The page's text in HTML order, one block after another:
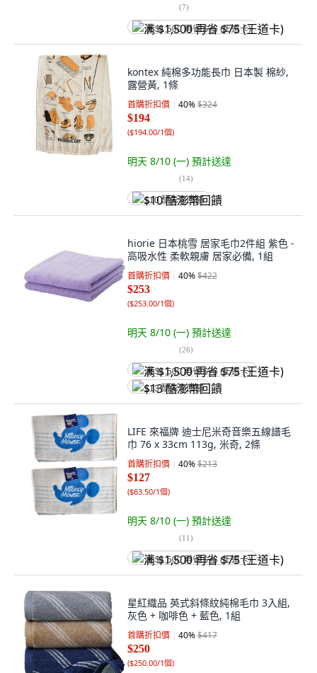
(7)
满 $1,500 再省 $75 (王道卡)
kontex 純棉多功能長巾 日本製 棉紗,
露營黃, 1條
首購折扣價 40%$324
$194
($194.00/1個)
明天 8/10 (一) 預計送達
(14)
$10 酷澎幣回饋
hiorie 日本桃雪 居家毛巾2件組 紫色 -
高吸水性 柔軟親膚 居家必備, 1組
首購折扣價 40%$422
$253
($253.00/1個)
明天 8/10 (一) 預計送達
(26)
满 $1,500 再省 $75 (王道卡)
$13 酷澎幣回饋
LIFE 來福牌 迪士尼米奇音樂五線譜毛
巾 76 x 33cm 113g, 米奇, 2條
首購折扣價 40%$213
$127
($63.50/1個)
明天 8/10 (一) 預計送達
(11)
满 $1,500 再省 $75 (王道卡)
星紅織品 英式斜條紋純棉毛巾 3入組,
灰色 + 咖啡色 + 藍色, 1組
首購折扣價 40%$417
$250
($250.00/1個)